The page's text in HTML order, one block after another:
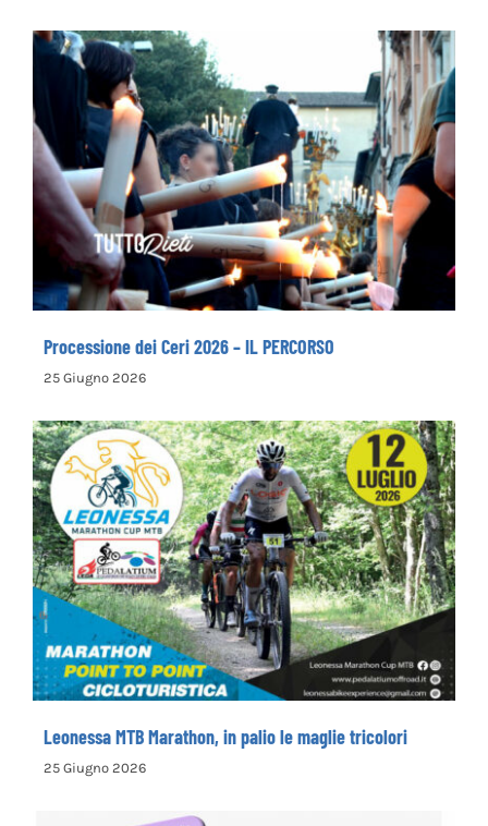
Processione dei Ceri 2026 – IL PERCORSO
Processione dei Ceri 2026 – IL PERCORSO
25 Giugno 2026
Leonessa MTB Marathon, in palio le maglie
tricolori
Leonessa MTB Marathon, in palio le maglie tricolori
25 Giugno 2026